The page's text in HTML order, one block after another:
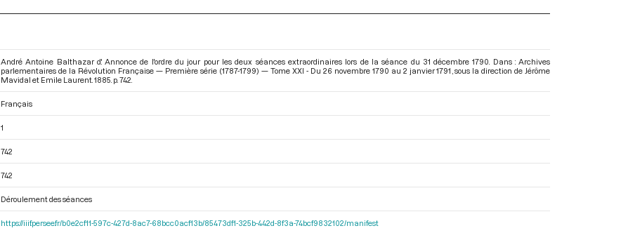
André Antoine Balthazar d'. Annonce de l'ordre du jour pour les deux séances extraordinaires lors de la séance du 31 décembre 1790. Dans : Archives
parlementaires de la Révolution Française — Première série (1787-1799) — Tome XXI - Du 26 novembre 1790 au 2 janvier 1791 , sous la direction de Jérôme
Mavidal et Emile Laurent. 1885. p. 742.
Français
1
742
742
Déroulement des séances
https://iiif.persee.fr/b0e2cf11-597c-427d-8ac7-68bcc0acf13b/85473df1-325b-442d-8f3a-74bcf9832102/manifest